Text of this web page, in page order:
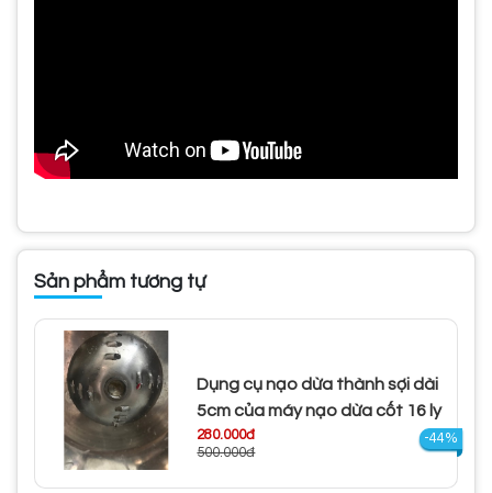
Sản phẩm tương tự
Dụng cụ nạo dừa thành sợi dài
5cm của máy nạo dừa cốt 16 ly
280.000đ
500.000đ
-44%